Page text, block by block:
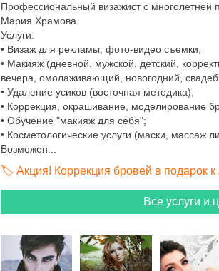
Профессиональный визажист с многолетней
Мария Храмова.
Услуги:
• Визаж для рекламы, фото-видео съемки;
• Макияж (дневной, мужской, детский,
вечера, омолаживающий, новогодний,
• Удаление усиков (восточная методика);
• Коррекция, окрашивание, моделирование
• Обучение "макияж для себя";
• Косметологические услуги (маски, массаж
Возможен...
🏷️ Акция! Коррекция бровей в подарок
Все услуги и